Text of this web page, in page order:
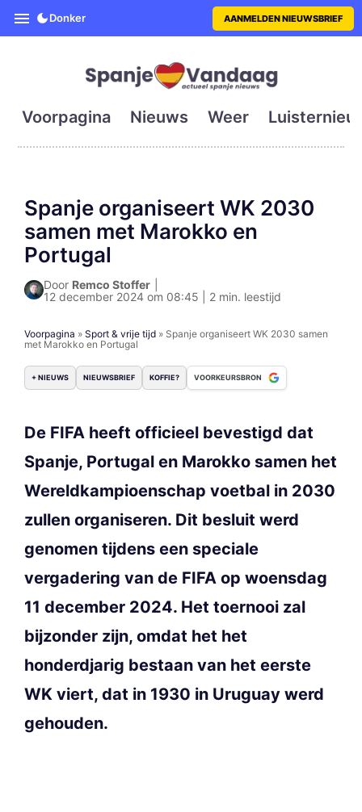
SpanjeVandaag is de eerste
Donker AANMELDEN NIEUWSBRIEF
Voorpagina Nieuws Weer
Spanje organiseert WK 2030
samen met Marokko en
Portugal
Door Remco Stoffer
12 december 2024 om 08:45 | 2 min. leestijd
Voorpagina » Sport & vrije tijd » Spanje organiseert WK 2030 samen
met Marokko en Portugal
+ NIEUWS NIEUWSBRIEF KOFFIE? VOORKEURSBRON
De FIFA heeft officieel bevestigd dat
Spanje, Portugal en Marokko samen het
Wereldkampioenschap voetbal in 2030
zullen organiseren. Dit besluit werd
genomen tijdens een speciale
vergadering van de FIFA op woensdag
11 december 2024. Het toernooi zal
bijzonder zijn, omdat het het
honderdjarig bestaan van het eerste
WK viert, dat in 1930 in Uruguay werd
gehouden.